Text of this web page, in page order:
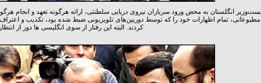
انگلستان به محض ورود سربازان نیروی دریایی سلطنتی، ارائه هرگونه تعهد و انجام
تمام اظهارات خود را که توسط دوربین‌های تلویزیونی ضبط شده بود، تکذیب و اعتراف
کردند. البته این رفتار از سوی انگلیسی ها دور از انتظار